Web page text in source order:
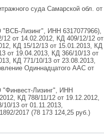
суда Самарской обл. от
Лизинг", ИНН 6317077966),
12 от 14.02.2012, КД 409/12/12 от
КД 15/12/13 от 15.01.2013, КД
от 19.04.2013, КД 366/10/13 от
КД 771/10/13 от 23.08.2013,
Одиннадцатого ААС от
Лизинг", ИНН
КД 788/11/12 от 19.12.2012,
13 от 01.11.2013,
2017 (78 173 124,25 руб.)